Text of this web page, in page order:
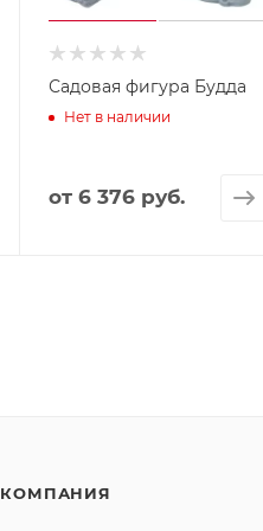
Садовая фигура Будда
Нет в наличии
от 6 376 руб.
КОМПАНИЯ